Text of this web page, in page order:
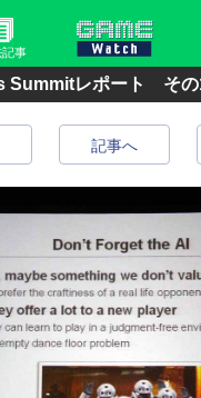
記事
Summitレポート その
記事へ